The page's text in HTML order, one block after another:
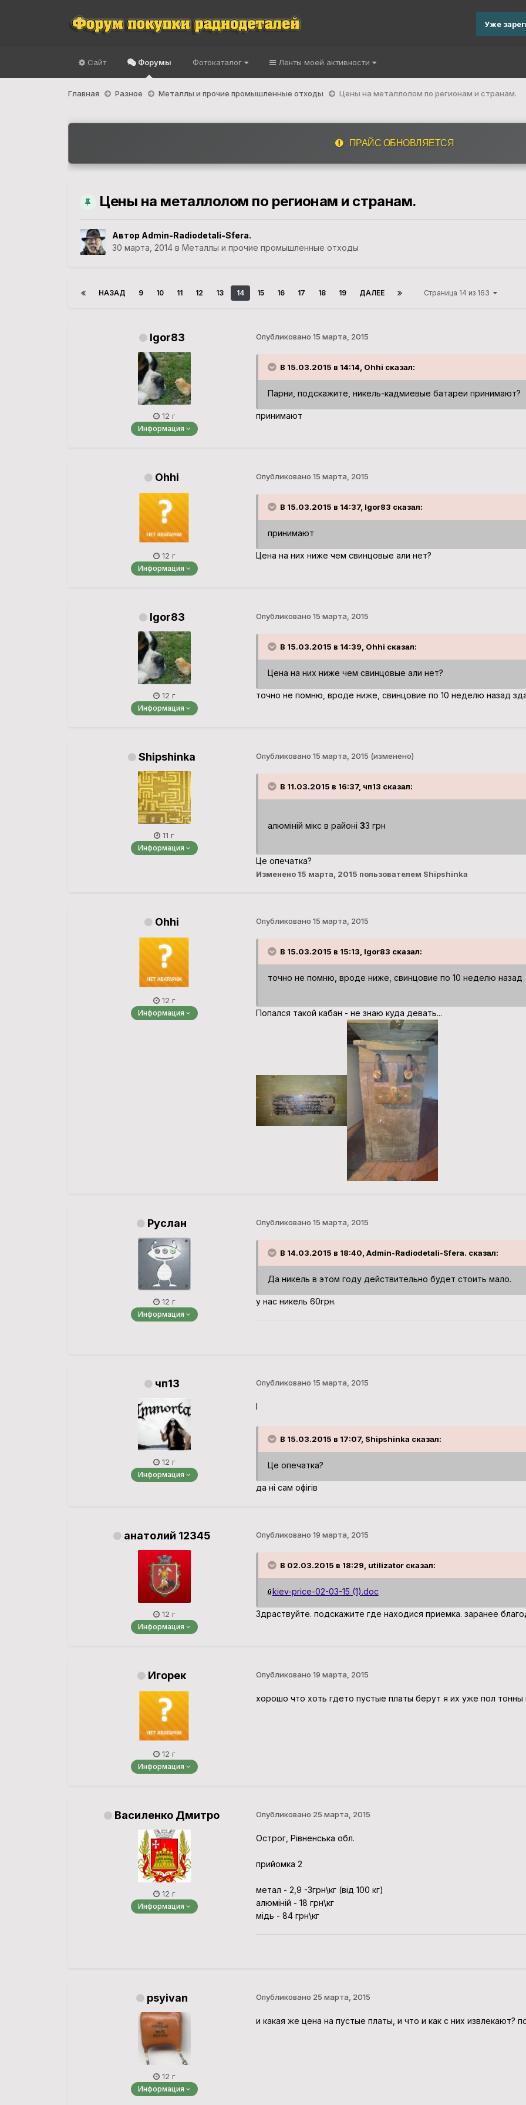
Уже
Сайт Форумы Фотокаталог Ленты моей активности
Главная Разное Металлы и прочие промышленные отходы Цены на металлолом по регионам и странам.
ПРАЙС ОБНОВЛЯЕТСЯ
Цены на металлолом по регионам и странам.
Автор Admin-Radiodetali-Sfera.
30 марта, 2014в Металлы и прочие промышленные отходы
НАЗАД 9 10 11 12 13 14 15 16 17 18 19 ДАЛЕЕ Страница 14 из 163
Igor83
12 г
Информация
Опубликовано 15 марта, 2015
В 15.03.2015 в 14:14, Ohhi сказал:
Парни, подскажите, никель-кадмиевые батареи принимают?
принимают
Ohhi
12 г
Информация
Опубликовано 15 марта, 2015
В 15.03.2015 в 14:37, Igor83 сказал:
принимают
Цена на них ниже чем свинцовые али нет?
Igor83
12 г
Информация
Опубликовано 15 марта, 2015
В 15.03.2015 в 14:39, Ohhi сказал:
Цена на них ниже чем свинцовые али нет?
точно не помню, вроде ниже, свинцовие по 10 неделю назад
Shipshinka
11 г
Информация
Опубликовано 15 марта, 2015 (изменено)
В 11.03.2015 в 16:37, чп13 сказал:
алюміній мікс в районі 33 грн
Це опечатка?
Изменено 15 марта, 2015 пользователем Shipshinka
Ohhi
12 г
Информация
Опубликовано 15 марта, 2015
В 15.03.2015 в 15:13, Igor83 сказал:
точно не помню, вроде ниже, свинцовие по 10 неделю назад
Попался такой кабан - не знаю куда девать...
Руслан
12 г
Информация
Опубликовано 15 марта, 2015
В 14.03.2015 в 18:40, Admin-Radiodetali-Sfera. сказал:
Да никель в этом году действительно будет стоить мало.
у нас никель 60грн.
чп13
12 г
Информация
Опубликовано 15 марта, 2015
l
В 15.03.2015 в 17:07, Shipshinka сказал:
Це опечатка?
да ні сам офігів
анатолий 12345
12 г
Информация
Опубликовано 19 марта, 2015
В 02.03.2015 в 18:29, utilizator сказал:
kiev-price-02-03-15 (1).doc
Здраствуйте. подскажите где находися приемка. заранее
Игорек
12 г
Информация
Опубликовано 19 марта, 2015
хорошо что хоть гдето пустые платы берут я их уже пол тонны
Василенко Дмитро
12 г
Информация
Опубликовано 25 марта, 2015
Острог, Рівненська обл.
прийомка 2
метал - 2,9 -3грн\кг (від 100 кг)
алюміній - 18 грн\кг
мідь - 84 грн\кг
psyivan
12 г
Информация
Опубликовано 25 марта, 2015
и какая же цена на пустые платы, и что и как с них извлекают?